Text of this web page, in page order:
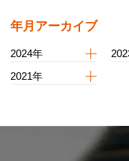
年月アーカイブ
2024年
2021年